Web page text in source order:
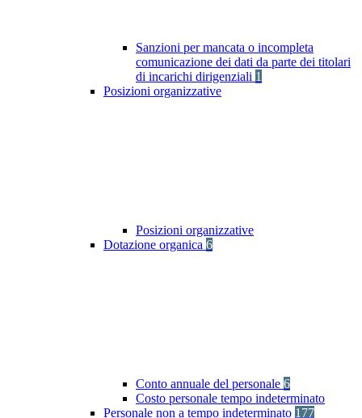
Sanzioni per mancata o incompleta
comunicazione dei dati da parte dei titolari
di incarichi dirigenziali 1
Posizioni organizzative
Posizioni organizzative
Dotazione organica 6
Conto annuale del personale 6
Costo personale tempo indeterminato
Personale non a tempo indeterminato 177